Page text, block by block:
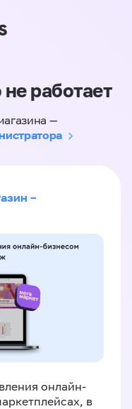
работает
—
–
онлайн-
в